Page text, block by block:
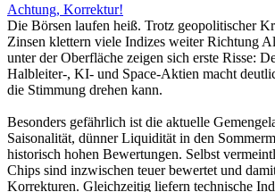
Achtung, Korrektur!
Die Börsen laufen heiß. Trotz geopolitischer
Zinsen klettern viele Indizes weiter Richtung
unter der Oberfläche zeigen sich erste Risse:
Halbleiter-, KI- und Space-Aktien macht
die Stimmung drehen kann.
Besonders gefährlich ist die aktuelle
Saisonalität, dünner Liquidität in den
historisch hohen Bewertungen. Selbst
Chips sind inzwischen teuer bewertet und
Korrekturen. Gleichzeitig liefern technische